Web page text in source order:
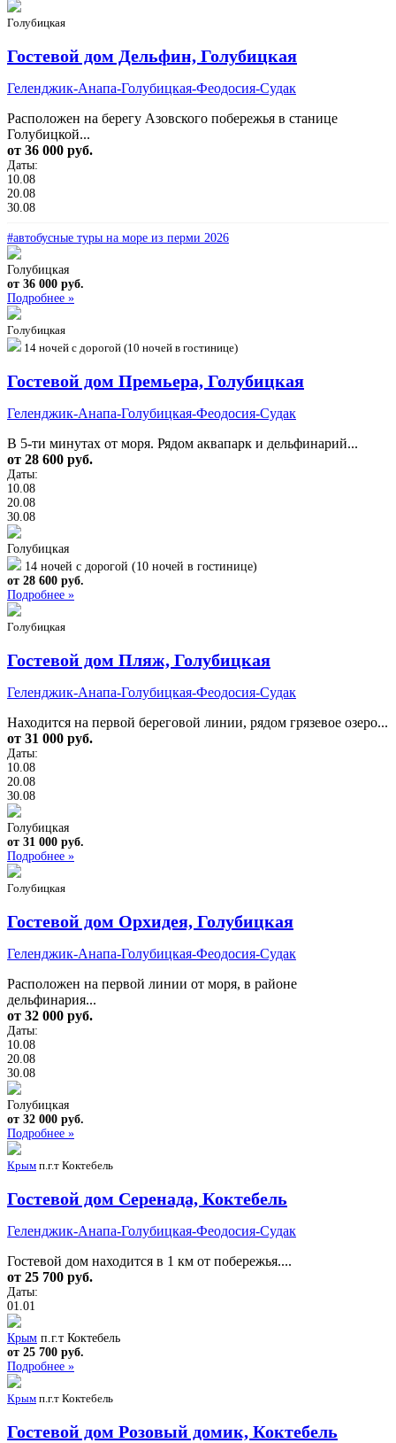
Голубицкая
Гостевой дом Дельфин, Голубицкая
Геленджик-Анапа-Голубицкая-Феодосия-Судак
Расположен на берегу Азовского побережья в станице
Голубицкой...
от 36 000 руб.
Даты:
10.08
20.08
30.08
#автобусные туры на море из перми 2026
Голубицкая
от 36 000 руб.
Подробнее »
Голубицкая
14 ночей с дорогой (10 ночей в гостинице)
Гостевой дом Премьера, Голубицкая
Геленджик-Анапа-Голубицкая-Феодосия-Судак
В 5-ти минутах от моря. Рядом аквапарк и дельфинарий...
от 28 600 руб.
Даты:
10.08
20.08
30.08
Голубицкая
14 ночей с дорогой (10 ночей в гостинице)
от 28 600 руб.
Подробнее »
Голубицкая
Гостевой дом Пляж, Голубицкая
Геленджик-Анапа-Голубицкая-Феодосия-Судак
Находится на первой береговой линии, рядом грязевое озеро...
от 31 000 руб.
Даты:
10.08
20.08
30.08
Голубицкая
от 31 000 руб.
Подробнее »
Голубицкая
Гостевой дом Орхидея, Голубицкая
Геленджик-Анапа-Голубицкая-Феодосия-Судак
Расположен на первой линии от моря, в районе
дельфинария...
от 32 000 руб.
Даты:
10.08
20.08
30.08
Голубицкая
от 32 000 руб.
Подробнее »
Крым п.г.т Коктебель
Гостевой дом Серенада, Коктебель
Геленджик-Анапа-Голубицкая-Феодосия-Судак
Гостевой дом находится в 1 км от побережья....
от 25 700 руб.
Даты:
01.01
Крым п.г.т Коктебель
от 25 700 руб.
Подробнее »
Крым п.г.т Коктебель
Гостевой дом Розовый домик, Коктебель